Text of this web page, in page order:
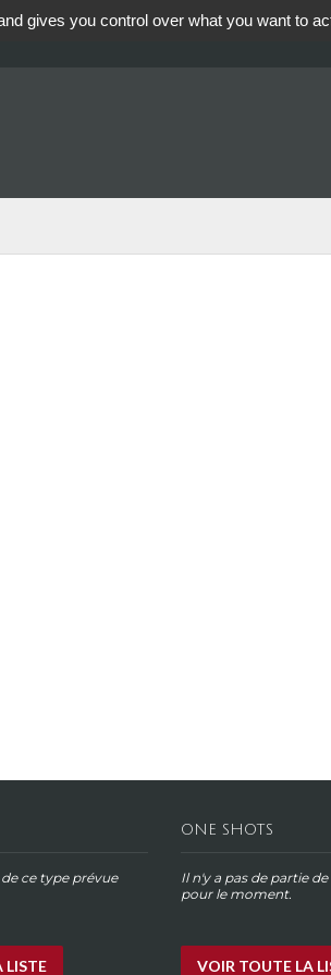
ce type prévue
LISTE
ONE SHOTS
Il n'y a pas de partie
pour le moment.
VOIR TOUTE LA
gives you control over what you want to